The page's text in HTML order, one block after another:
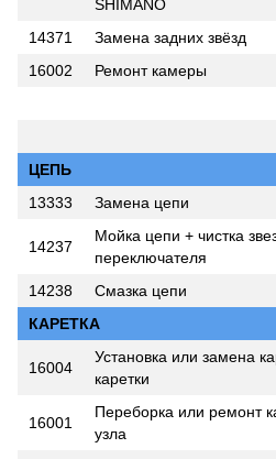
SHIMANO
14371 Замена задних звёзд
16002
Ремонт камеры
ЦЕПЬ
13333
Замена цепи
14237
Мойка цепи + чистка
переключателя
14238 Смазка цепи
КАРЕТКА
16004
Установка или замена
каретки
16001
Переборка или ремонт
узла